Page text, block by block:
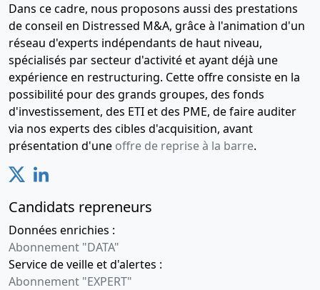
Dans ce cadre, nous proposons aussi des prestations
de conseil en Distressed M&A, grâce à l'animation d'un
réseau d'experts indépendants de haut niveau,
spécialisés par secteur d'activité et ayant déjà une
expérience en restructuring. Cette offre consiste en la
possibilité pour des grands groupes, des fonds
d'investissement, des ETI et des PME, de faire auditer
via nos experts des cibles d'acquisition, avant
présentation d'une offre de reprise à la barre.
Candidats repreneurs
Données enrichies :
Abonnement "DATA"
Service de veille et d'alertes :
Abonnement "EXPERT"